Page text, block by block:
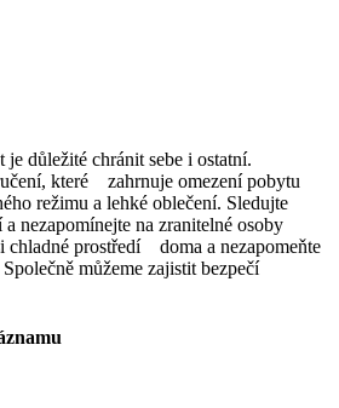
důležité chránit sebe i ostatní.
které zahrnuje omezení pobytu
režimu a lehké oblečení. Sledujte
nezapomínejte na zranitelné osoby
chladné prostředí doma a nezapomeňte
můžeme zajistit bezpečí